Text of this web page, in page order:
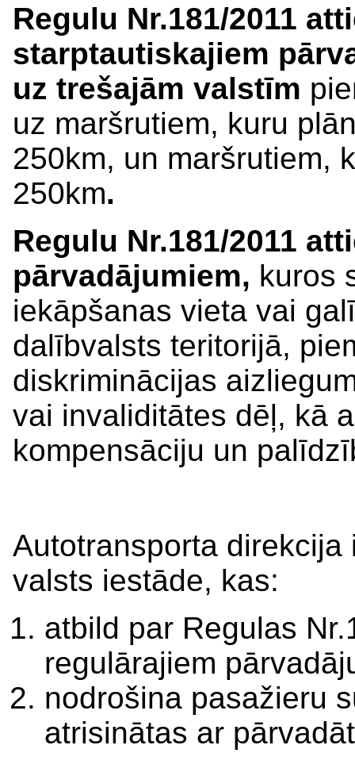
Regulu Nr.181/2011
starptautiskajiem
uz trešajām valstīm
uz maršrutiem, kuru
250km, un maršrutiem,
250km.
Regulu Nr.181/2011
pārvadājumiem, kuros
iekāpšanas vieta vai
dalībvalsts teritorijā,
diskriminācijas
vai invaliditātes dēļ, kā
kompensāciju un
Autotransporta
valsts iestāde, kas:
atbild par Regulas
regulārajiem
nodrošina pasažieru
atrisinātas ar